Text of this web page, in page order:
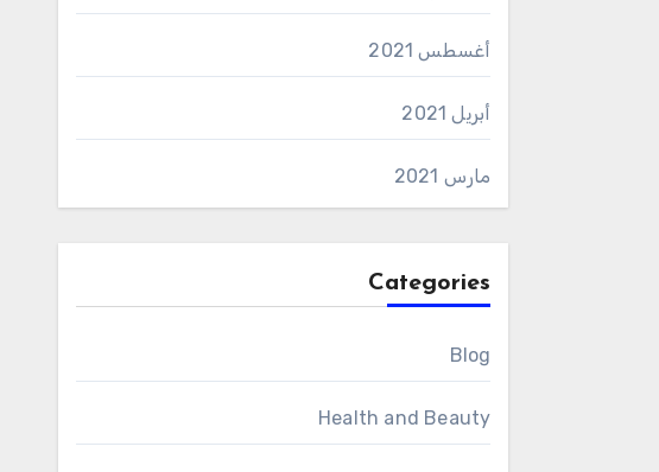
أغسطس 2021
أبريل 2021
مارس 2021
Categories
Blog
Health and Beauty